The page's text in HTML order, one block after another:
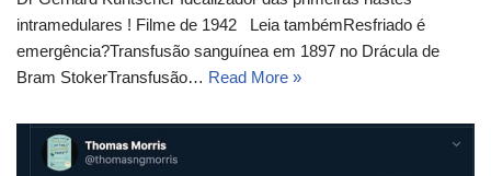
intramedulares ! Filme de 1942 Leia tambémResfriado é
emergência?Transfusão sanguínea em 1897 no Drácula de
Bram StokerTransfusão… Read More »